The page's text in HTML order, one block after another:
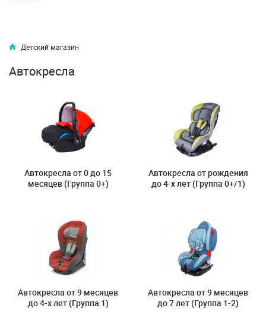
Детский магазин
Автокресла
Автокресла от 0 до 15
месяцев (Группа 0+)
Автокресла от рождения
до 4-х лет (Группа 0+/1)
Автокресла от 9 месяцев
до 4-х лет (Группа 1)
Автокресла от 9 месяцев
до 7 лет (Группа 1-2)